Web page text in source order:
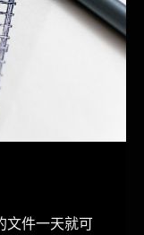
文件一天就可